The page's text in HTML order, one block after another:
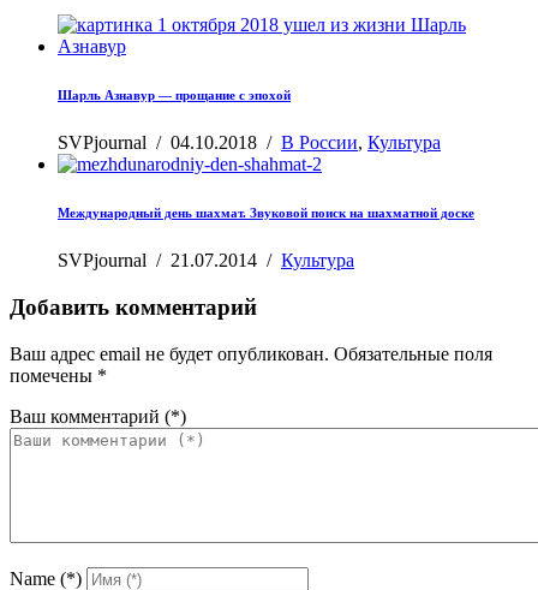
Шарль Азнавур — прощание с эпохой
SVPjournal / 04.10.2018 / В России, Культура
Международный день шахмат. Звуковой поиск на шахматной доске
SVPjournal / 21.07.2014 / Культура
Добавить комментарий
Ваш адрес email не будет опубликован. Обязательные поля
помечены *
Ваш комментарий (*)
Name (*)